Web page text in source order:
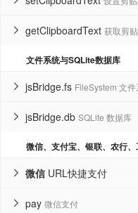
getClipboardText 获取剪

文件系统与SQLite数据库
jsBridge.fs FileSystem 文件

jsBridge.db SQLite 数据库

微信、支付宝、银联、农行
微信 URL快捷支付

pay 微信支付
